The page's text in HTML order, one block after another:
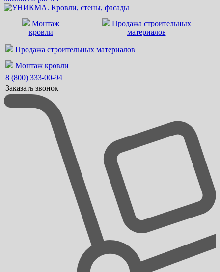
Монтаж
кровли
Продажа строительных
материалов
Продажа строительных материалов
Монтаж кровли
8 (800) 333-00-94
Заказать звонок